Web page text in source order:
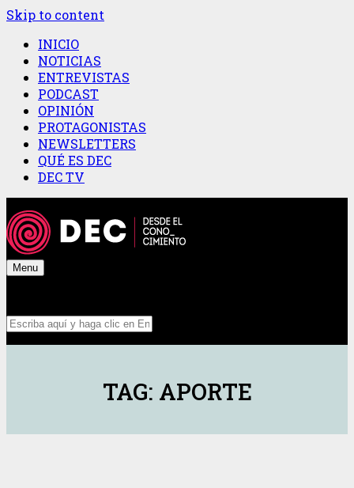
Skip to content
INICIO
NOTICIAS
ENTREVISTAS
PODCAST
OPINIÓN
PROTAGONISTAS
NEWSLETTERS
QUÉ ES DEC
DEC TV
Menu
TAG: APORTE